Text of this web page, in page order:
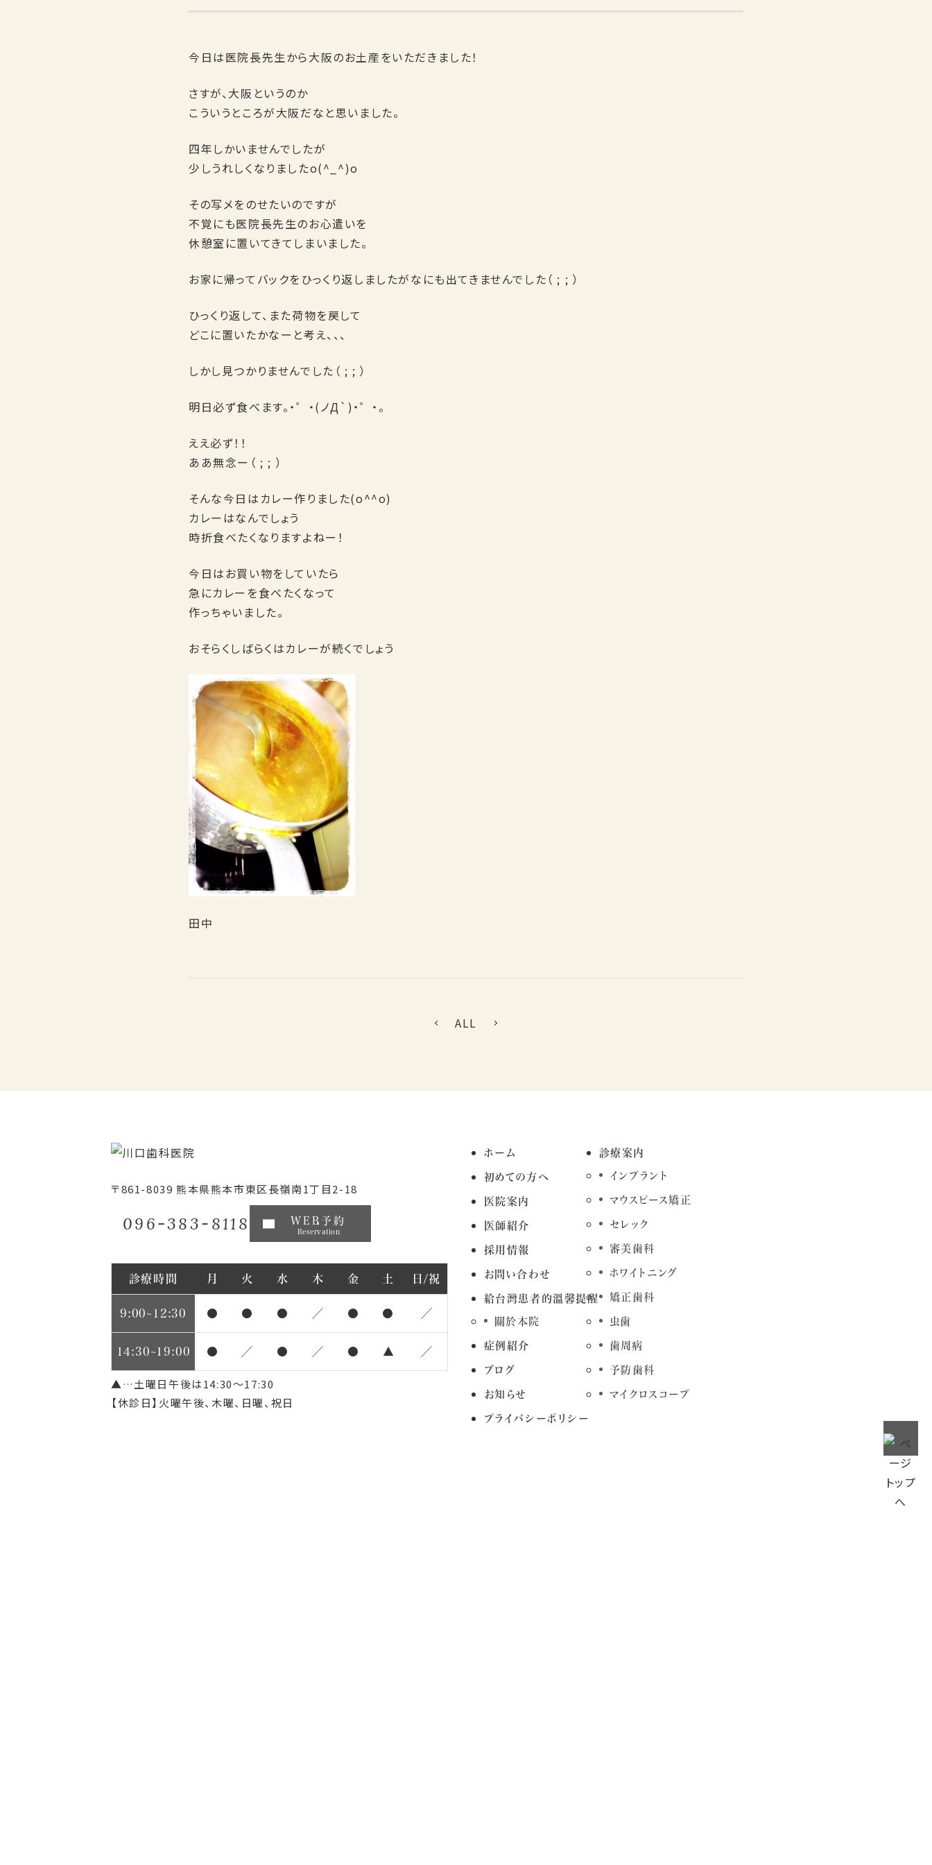
今日は医院長先生から大阪のお土産をいただきました！
さすが、大阪というのか
こういうところが大阪だなと思いました。
四年しかいませんでしたが
少しうれしくなりましたo(^_^)o
その写メをのせたいのですが
不覚にも医院長先生のお心遣いを
休憩室に置いてきてしまいました。
お家に帰ってバックをひっくり返しましたがなにも出てきませんでした（ ; ; ）
ひっくり返して、また荷物を戻して
どこに置いたかなーと考え、、、
しかし見つかりませんでした（ ; ; ）
明日必ず食べます。・゜・(ノД`)・゜・。
ええ必ず！！
ああ無念ー（ ; ; ）
そんな今日はカレー作りました(o^^o)
カレーはなんでしょう
時折食べたくなりますよねー！
今日はお買い物をしていたら
急にカレーを食べたくなって
作っちゃいました。
おそらくしばらくはカレーが続くでしょう
田中
ALL
〒861-8039 熊本県熊本市東区長嶺南1丁目2-18
096-383-8118 WEB予約
Reservation
診療時間 月 火 水 木 金 土 日/祝
9:00~12:30 ● ● ● ／ ● ● ／
14:30~19:00 ● ／ ● ／ ● ▲ ／
▲…土曜日午後は14:30～17:30
【休診日】火曜午後、木曜、日曜、祝日
ホーム
初めての方へ
医院案内
医師紹介
採用情報
お問い合わせ
給台灣患者的溫馨提醒
關於本院
症例紹介
ブログ
お知らせ
プライバシーポリシー
診療案内
インプラント
マウスピース矯正
セレック
審美歯科
ホワイトニング
矯正歯科
虫歯
歯周病
予防歯科
マイクロスコープ